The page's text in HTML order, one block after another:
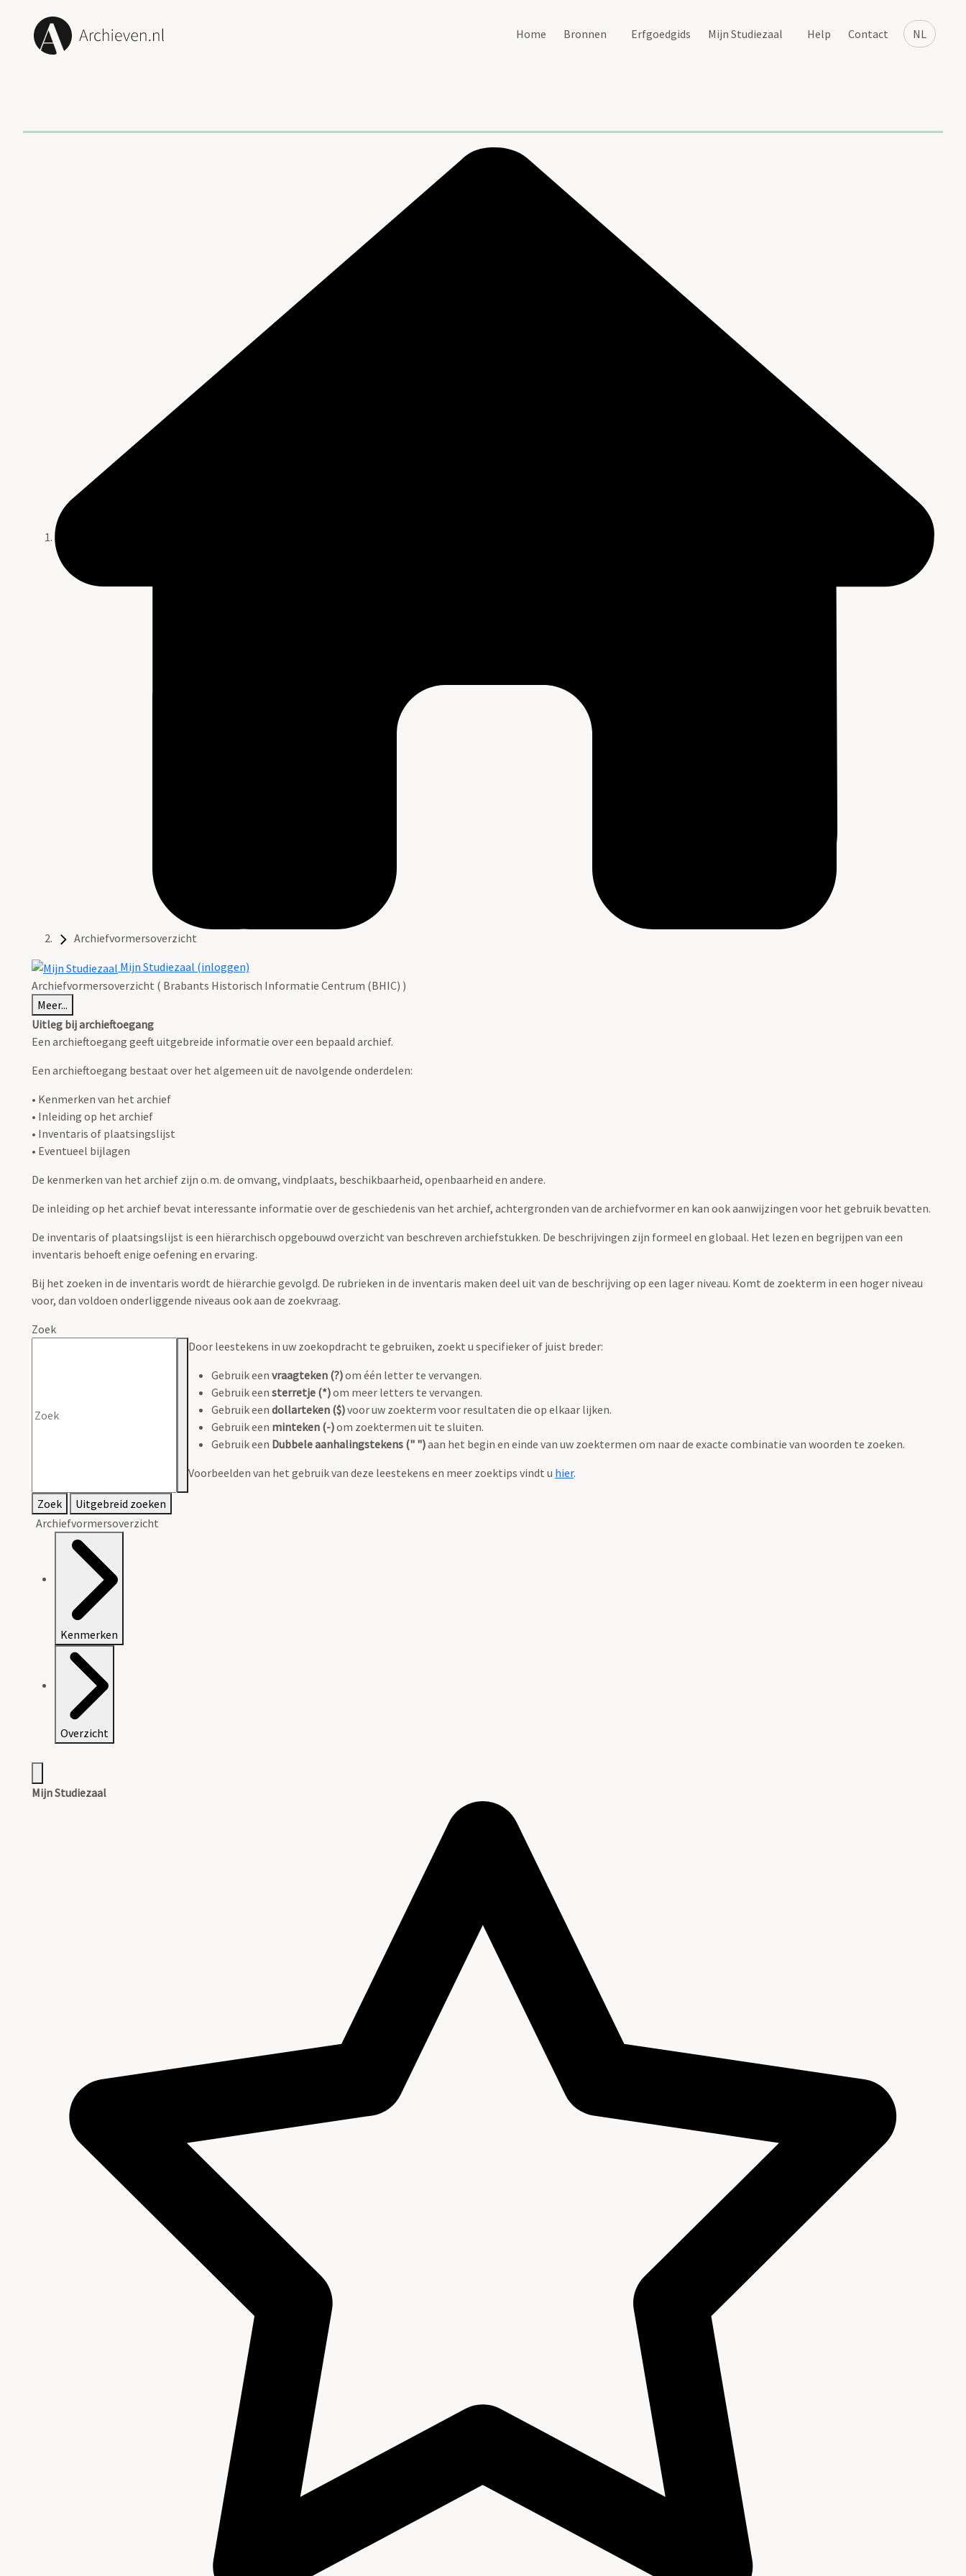
NL
Home Bronnen Erfgoedgids Mijn Studiezaal Help Contact
Archiefvormersoverzicht
Mijn Studiezaal (inloggen)
Archiefvormersoverzicht ( Brabants Historisch Informatie Centrum (BHIC) )
Meer...
Uitleg bij archieftoegang
Een archieftoegang geeft uitgebreide informatie over een bepaald archief.
Een archieftoegang bestaat over het algemeen uit de navolgende onderdelen:
• Kenmerken van het archief
• Inleiding op het archief
• Inventaris of plaatsingslijst
• Eventueel bijlagen
De kenmerken van het archief zijn o.m. de omvang, vindplaats, beschikbaarheid, openbaarheid en andere.
De inleiding op het archief bevat interessante informatie over de geschiedenis van het archief, achtergronden van de archiefvormer en kan ook aanwijzingen voor het gebruik bevatten.
De inventaris of plaatsingslijst is een hiërarchisch opgebouwd overzicht van beschreven archiefstukken. De beschrijvingen zijn formeel en globaal. Het lezen en begrijpen van een
inventaris behoeft enige oefening en ervaring.
Bij het zoeken in de inventaris wordt de hiërarchie gevolgd. De rubrieken in de inventaris maken deel uit van de beschrijving op een lager niveau. Komt de zoekterm in een hoger niveau
voor, dan voldoen onderliggende niveaus ook aan de zoekvraag.
Zoek
Door leestekens in uw zoekopdracht te gebruiken, zoekt u specifieker of juist breder:
Gebruik een vraagteken (?)om één letter te vervangen.
Gebruik een sterretje (*)om meer letters te vervangen.
Gebruik een dollarteken ($)voor uw zoekterm voor resultaten die op elkaar lijken.
Gebruik een minteken (-)om zoektermen uit te sluiten.
Gebruik een Dubbele aanhalingstekens (" ")aan het begin en einde van uw zoektermen om naar de exacte combinatie van woorden te zoeken.
Voorbeelden van het gebruik van deze leestekens en meer zoektips vindt u hier.
Zoek
Uitgebreid zoeken
Archiefvormersoverzicht
Kenmerken
Overzicht
Mijn Studiezaal